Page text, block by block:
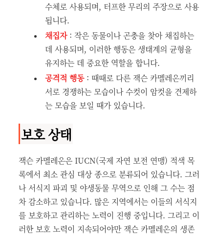
수체로 사용되며, 터프한 무리의 주장으로 사용
됩니다.
채집자: 작은 동물이나 곤충을 찾아 채집하는
데 사용되며, 이러한 행동은 생태계의 균형을
유지하는 데 중요한 역할을 합니다.
공격적 행동: 때때로 다른 잭슨 카멜레온끼리
서로 경쟁하는 모습이나 수컷이 암컷을 견제하
는 모습을 보일 때가 있습니다.
보호 상태
잭슨 카멜레온은 IUCN(국제 자연 보전 연맹) 적색 목
록에서 최소 관심 대상 종으로 분류되어 있습니다. 그러
나 서식지 파괴 및 야생동물 무역으로 인해 그 수는 점
차 감소하고 있습니다. 많은 지역에서는 이들의 서식지
를 보호하고 관리하는 노력이 진행 중입니다. 그리고 이
러한 보호 노력이 지속되어야만 잭슨 카멜레온의 생존